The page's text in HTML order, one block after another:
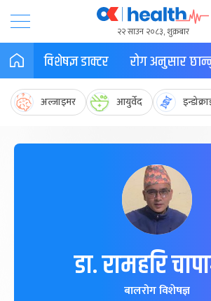
२२ साउन २०८३, शुक्रबार
विशेषज्ञ डाक्टर रोग अनुसार
अल्जाइमर आयुर्वेद
डा. रामहरि
बालरोग विशेषज्ञ